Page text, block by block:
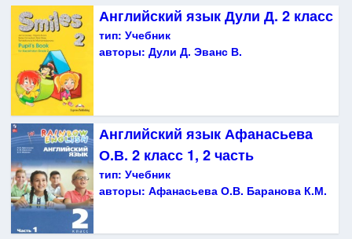
Английский язык Дули Д. 2 класс
тип: Учебник
авторы: Дули Д. Эванс В.
Английский язык Афанасьева
О.В. 2 класс 1, 2 часть
тип: Учебник
авторы: Афанасьева О.В. Баранова К.М.